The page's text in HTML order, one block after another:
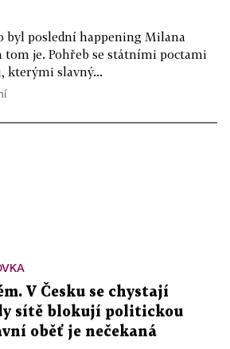
byl poslední happening Milana
tom je. Pohřeb se státními poctami
kterými slavný...
V Česku se chystají
sítě blokují politickou
oběť je nečekaná